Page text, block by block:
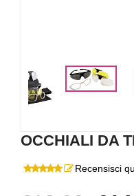
OCCHIALI DA
Recensisci